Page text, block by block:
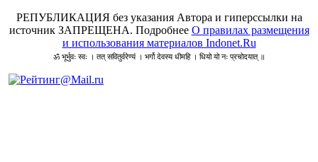
РЕПУБЛИКАЦИЯ без указания Автора и гиперссылки на
источник ЗАПРЕЩЕНА. Подробнее О правилах размещения
и использования материалов Indonet.Ru
ॐ भूर्भुवः स्वः । तत् सवितुर्वरेण्यं । भर्गो देवस्य धीमहि । धियो यो नः प्रचोदयात् ॥